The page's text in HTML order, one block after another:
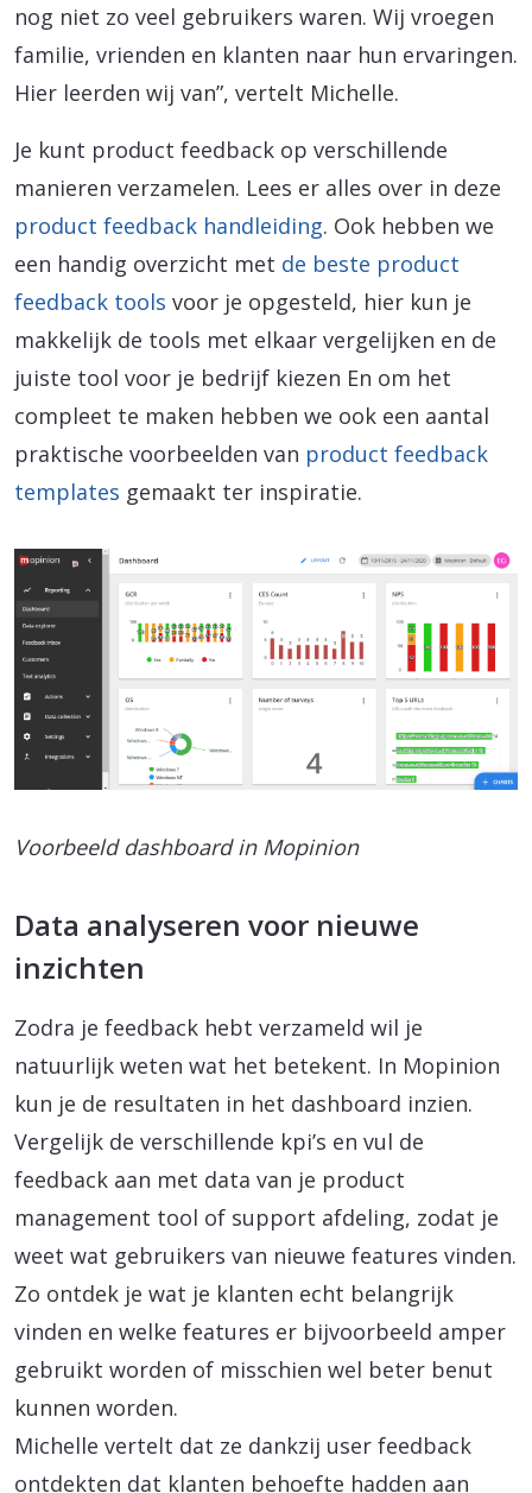
nog niet zo veel gebruikers waren. Wij vroegen
familie, vrienden en klanten naar hun ervaringen.
Hier leerden wij van”, vertelt Michelle.
Je kunt product feedback op verschillende
manieren verzamelen. Lees er alles over in deze
product feedback handleiding. Ook hebben we
een handig overzicht met de beste product
feedback tools voor je opgesteld, hier kun je
makkelijk de tools met elkaar vergelijken en de
juiste tool voor je bedrijf kiezen En om het
compleet te maken hebben we ook een aantal
praktische voorbeelden van product feedback
templates gemaakt ter inspiratie.
Voorbeeld dashboard in Mopinion
Data analyseren voor nieuwe
inzichten
Zodra je feedback hebt verzameld wil je
natuurlijk weten wat het betekent. In Mopinion
kun je de resultaten in het dashboard inzien.
Vergelijk de verschillende kpi’s en vul de
feedback aan met data van je product
management tool of support afdeling, zodat je
weet wat gebruikers van nieuwe features vinden.
Zo ontdek je wat je klanten echt belangrijk
vinden en welke features er bijvoorbeeld amper
gebruikt worden of misschien wel beter benut
kunnen worden.
Michelle vertelt dat ze dankzij user feedback
ontdekten dat klanten behoefte hadden aan